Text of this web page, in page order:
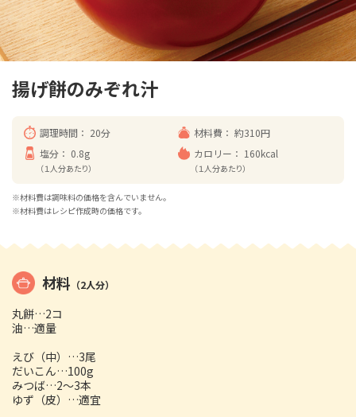
揚げ餅のみぞれ汁
調理時間： 20分 材料費： 約310円
塩分： 0.8g
（１人分あたり）
カロリー： 160kcal
（１人分あたり）
※材料費は調味料の価格を含んでいません。
※材料費はレシピ作成時の価格です。
材料 （2人分）
丸餅…2コ
油…適量
えび（中）…3尾
だいこん…100g
みつば…2～3本
ゆず（皮）…適宜